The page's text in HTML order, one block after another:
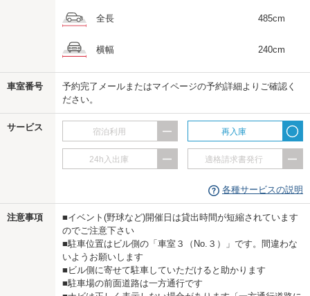
us
全長 485cm
横幅 240cm
車室番号
予約完了メールまたはマイページの予約詳細よりご確認く
ださい。
サービス 宿泊利用 再入庫
24h入出庫 適格請求書発行
各種サービスの説明
注意事項
■イベント(野球など)開催日は貸出時間が短縮されています
のでご注意下さい
■駐車位置はビル側の「車室３（No.３）」です。間違わな
いようお願いします
■ビル側に寄せて駐車していただけると助かります
■駐車場の前面道路は一方通行です